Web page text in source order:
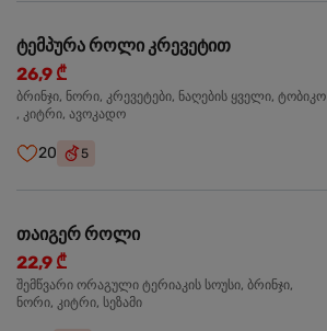
ტემპურა როლი კრევეტით
26,9 ₾
ბრინჯი, ნორი, კრევეტები, ნაღების ყველი, ტობიკო
, კიტრი, ავოკადო
20 5
თაიგერ როლი
22,9 ₾
შემწვარი ორაგული ტერიაკის სოუსი, ბრინჯი,
ნორი, კიტრი, სეზამი